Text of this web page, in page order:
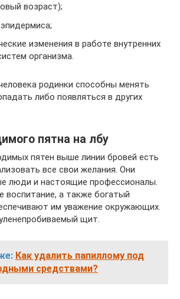
возраст);
изменения в работе внутренних
организма.
родинки способны менять
либо появляться в других
пятна на лбу
пятен выше линии бровей есть
все свои желания. Они
люди и настоящие профессионалы.
воспитание, а также богатый
им уважение окружающих.
щит.
Как удалить папиллому под
средствами?